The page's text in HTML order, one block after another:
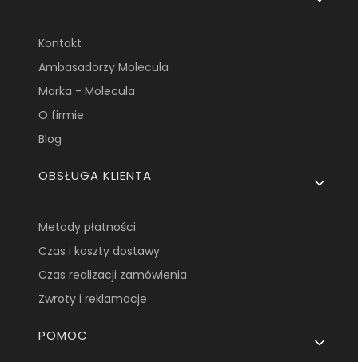
Kontakt
Ambasadorzy Molecula
Marka - Molecula
O firmie
Blog
OBSŁUGA KLIENTA
Metody płatności
Czas i koszty dostawy
Czas realizacji zamówienia
Zwroty i reklamacje
POMOC